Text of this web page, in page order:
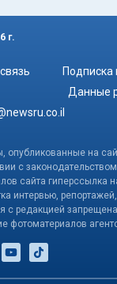
г.
Подписка
Данные
на
с
сайта гиперссылка
интервью,
с редакцией
фотоматериалов